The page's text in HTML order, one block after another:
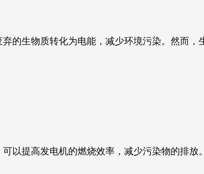
的生物质转化为电能，减少环境污染。然而，
以提高发电机的燃烧效率，减少污染物的排